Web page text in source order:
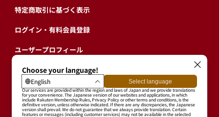
特定商取引に基づく表示
ログイン・有料会員登録
ユーザープロフィール
会員情報引継ぎ
退会